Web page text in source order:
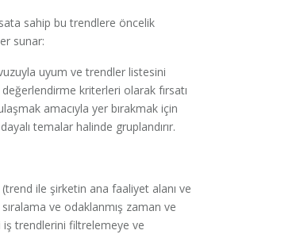
sahip bu trendlere öncelik
sunar:
uyum ve trendler listesini
kriterleri olarak fırsatı
amacıyla yer bırakmak için
temalar halinde gruplandırır.
ile şirketin ana faaliyet alanı ve
ve odaklanmış zaman ve
iş trendlerini filtrelemeye ve